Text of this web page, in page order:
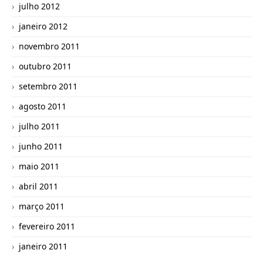
julho 2012
janeiro 2012
novembro 2011
outubro 2011
setembro 2011
agosto 2011
julho 2011
junho 2011
maio 2011
abril 2011
março 2011
fevereiro 2011
janeiro 2011